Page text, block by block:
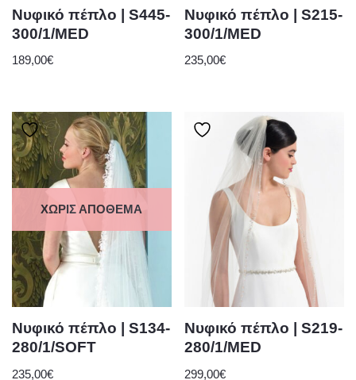
Νυφικό πέπλο | S445-
300/1/MED
189,00€
Νυφικό πέπλο | S215-
300/1/MED
235,00€
ΧΩΡΊΣ ΑΠΌΘΕΜΑ
Νυφικό πέπλο | S134-
280/1/SOFT
235,00€
Νυφικό πέπλο | S219-
280/1/MED
299,00€